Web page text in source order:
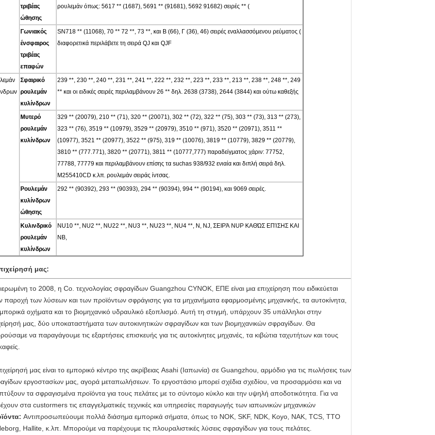
τριβέας
ώθησης
ρουλεμάν όπως: 5617 ** (1687), 5691 ** (91681), 5692 91682) σειρές ** (
Γωνιακός
ένσφαιρος
τριβέας
επαφών
SN718 ** (11068), 70 ** 72 **, 73 **, και Β (66), Γ (36), 46) σειρές εναλλασσόμενου ρεύματος (
διαφορετικά περιλάβετε τη σειρά QJ και QJF
Σφαιρικό
ρουλεμάν
κυλίνδρων
239 **, 230 **, 240 **, 231 **, 241 **, 222 **, 232 **, 223 **, 233 **, 213 **, 238 **, 248 **, 249
** και οι ειδικές σειρές περιλαμβάνουν 26 ** δηλ. 2638 (3738), 2644 (3844) και ούτω καθεξής
Μυτερό
ρουλεμάν
κυλίνδρων
329 ** (20079), 210 ** (71), 320 ** (20071), 302 ** (72), 322 ** (75), 303 ** (73), 313 ** (273),
323 ** (76), 3519 ** (10979), 3529 ** (20979), 3510 ** (971), 3520 ** (20971), 3511 **
(10977), 3521 ** (20977), 3522 ** (975), 319 ** (10076), 3819 ** (10779), 3829 ** (20779),
3810 ** (777.771), 3820 ** (20771), 3811 ** (10777,777) παραδείγματος χάριν: 77752,
77788, 77779 και περιλαμβάνουν επίσης τα suchas 938/932 ενιαία και διπλή σειρά δηλ.
M255410CD κ.λπ. ρουλεμάν σειράς ίντσας.
Ρουλεμάν
κυλίνδρων
ώθησης
292 ** (90392), 293 ** (90393), 294 ** (90394), 994 ** (90194), και 9069 σειρές.
Κυλινδρικό
ρουλεμάν
κυλίνδρων
NU10 **, NU2 **, NU22 **, NU3 **, NU23 **, NU4 **, Ν, NJ, ΣΕΙΡΆ NUP ΚΑΘΏΣ ΕΠΊΣΗΣ ΚΑΙ
NB,
μας:
το 2008, η Co. τεχνολογίας σφραγίδων Guangzhou CYNOK, ΕΠΕ είναι μια επιχείρηση που ειδικεύεται
παροχή των λύσεων και των προϊόντων σφράγισης για τα μηχανήματα εφαρμοσμένης μηχανικής, τα αυτοκίνητα,
οχήματα και το βιομηχανικό υδραυλικό εξοπλισμό. Αυτή τη στιγμή, υπάρχουν 35 υπάλληλοι στην
μας, δύο υποκαταστήματα των αυτοκινητικών σφραγίδων και των βιομηχανικών σφραγίδων. Θα
να παραγάγουμε τις εξαρτήσεις επισκευής για τις αυτοκίνητες μηχανές, τα κιβώτια ταχυτήτων και τους
μας είναι το εμπορικό κέντρο της ακρίβειας Asahi (Ιαπωνία) σε Guangzhou, αρμόδιο για τις πωλήσεις των
εργοστασίων μας, αγορά μεταπωλήσεων. Το εργοστάσιο μπορεί σχέδια σχεδίου, να προσαρμόσει και να
τα σφραγισμένα προϊόντα για τους πελάτες με το σύντομο κύκλο και την υψηλή αποδοτικότητα. Για να
στα custormers τις επαγγελματικές τεχνικές και υπηρεσίες παραγωγής των ιαπωνικών μηχανικών
Αντιπροσωπεύουμε πολλά διάσημα εμπορικά σήματα, όπως το NOK, SKF, NDK, Koyo, NAK, TCS, TTO
Hallite, κ.λπ. Μπορούμε να παρέχουμε τις πλουραλιστικές λύσεις σφραγίδων για τους πελάτες.